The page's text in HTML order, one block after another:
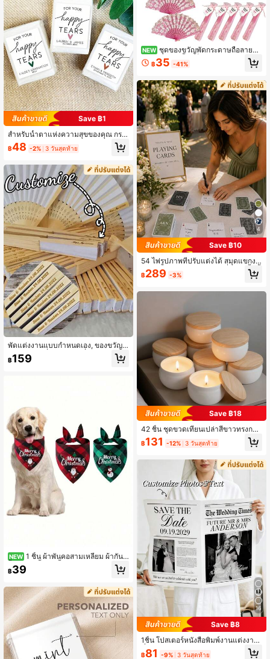
Save ฿1
สำหรับน้ำตาแห่งความสุขของคุณ กระ
ดาษทิชชู่ - ของชำร่วยกระดาษทิชชู่สำ
หรับงานรับปริญญา - แพ็กกระดาษทิชชู่
ชู่ - กระดาษทิชชู่งานแต่งงาน ,ความรัก
ตลอดกาล, รุ่นปี 2026, อุปกรณ์เสริมงา
นแต่งงาน, ของขวัญส่วนตัว
฿48 -2% 3 วันสุดท้าย
พัดแต่งงานแบบกำหนดเอง, ของขวัญเ
จ้าสาวและเพื่อนเจ้าสาวที่สลัก, พัดพับก
ระดาษสีขาวและไม้ไผ่ที่สลักแบบกำหน
฿159
NEW 1 ชิ้น ผ้าพันคอสามเหลี่ยม ผ้ากันเ
ปื้อน ปาร์ตี้สัตว์เลี้ยง สมาชิกครอบครัว
ผ้าพันคอสัตว์เลี้ยง การเฉลิมฉลองปีใหม่
สุด วันเกิด ตกแต่งบ้าน ตกแต่งคริสต์มา
ส ตกแต่งห้อง ตกแต่งคริสต์มาสฤดูหนา
ว ตกแต่งคริสต์มาส ของขวัญคริสต์มาส
ตกแต่งคริสต์มาส
฿39
NEW ชุดของขวัญพัดกระดาษถือลายดอ
กไม้สีชมพู 5 ชิ้น/เซ็ต ประกอบด้วยพัดพั
บพิมพ์ลายอย่างประณีต การ์ดขอบคุณ
ด ของชำร่วยงานแต่งงาน ของขวัญเพื่อ
นเจ้าสาว พร็อพถ่ายรูปสร้างบรรยากาศ
เหมาะสำหรับงานเลี้ยงแต่งงาน งานเลี้ย
งสละโสด ของขวัญตอบแทนแขก งานฉ
ลองวันเกิด หรือการรวมตัวในวันหยุดต่
างๆ
฿35 -41%
4
Save ฿10
54 ไพ่รูปภาพที่ปรับแต่งได้ สมุดแขกงา
นแต่งงานทางเลือก, บัตรลงชื่อปาร์ตี้หมั้
น, บัตรที่ระลึก, ของขวัญแต่งงานที่ปรับ
฿289 -3%
Save ฿18
42 ชิ้น ชุดขวดเทียนเปล่าสีขาวทรงกลม
พร้อมสติกเกอร์ไส้เทียน, เหมาะสำหรับ
ทำเทียน, ของตกแต่งคริสต์มาส, ของชำ
งงาน, ปาร์ตี้สำนักงาน, ของตกแต่งวันห
฿131 -12% 3 วันสุดท้าย
16
Save ฿8
1ชิ้น โปสเตอร์หนังสือพิมพ์งานแต่งงาน
ที่กำหนดเอง, พิมพ์รูปภาพและข้อความ
ส่วนตัว, ประกาศวันแต่งงาน, ของขวัญ
฿81 -9% 3 วันสุดท้าย